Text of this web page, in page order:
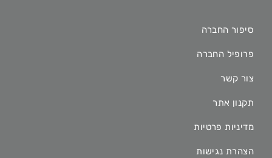
סיפור החברה
פרופיל החברה
צור קשר
תקנון אתר
מדיניות פרטיות
הצהרת נגישות